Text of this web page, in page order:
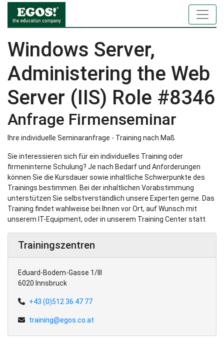
Windows Server,
Administering the Web
Server (IIS) Role #8346
Anfrage Firmenseminar
Ihre individuelle Seminaranfrage - Training nach Maß
Sie interessieren sich für ein individuelles Training oder
firmeninterne Schulung? Je nach Bedarf und Anforderungen
können Sie die Kursdauer sowie inhaltliche Schwerpunkte des
Trainings bestimmen. Bei der inhaltlichen Vorabstimmung
unterstützen Sie selbstverständlich unsere Experten gerne. Das
Training findet wahlweise bei Ihnen vor Ort, auf Wunsch mit
unserem IT-Equipment, oder in unserem Training Center statt.
Trainingszentren
Eduard-Bodem-Gasse 1/III
6020 Innsbruck
+43 (0)512 36 47 77
training@egos.co.at